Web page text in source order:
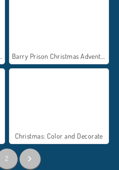
Barry Prison Christmas Adventure
Christmas: Color and Decorate
2